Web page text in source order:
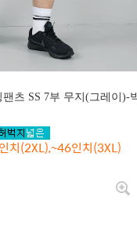
츠 SS 7부 무지(그레이)-
치(2XL),~46인치(3XL)